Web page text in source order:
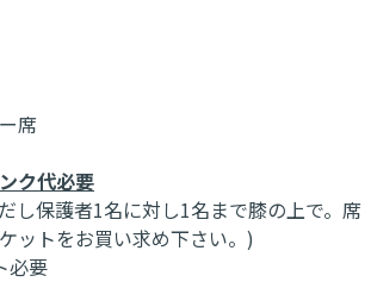
席
ク代必要
し保護者1名に対し1名まで膝の上で。席
ットをお買い求め下さい。)
必要